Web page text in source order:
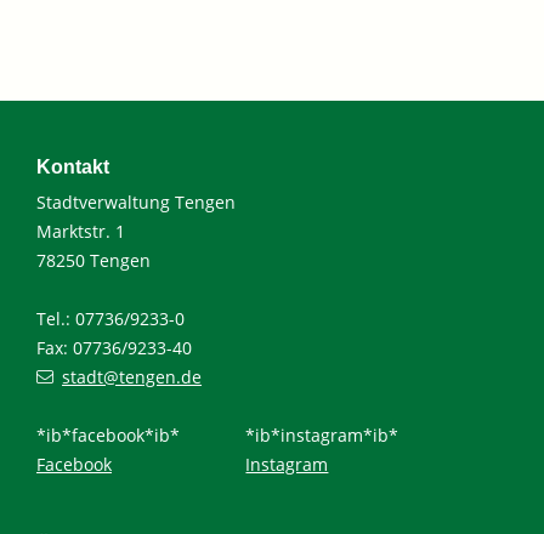
Kontakt
Stadtverwaltung Tengen
Marktstr. 1
78250 Tengen
Tel.: 07736/9233-0
Fax: 07736/9233-40
stadt@tengen.de
*ib*facebook*ib*
Facebook
*ib*instagram*ib*
Instagram